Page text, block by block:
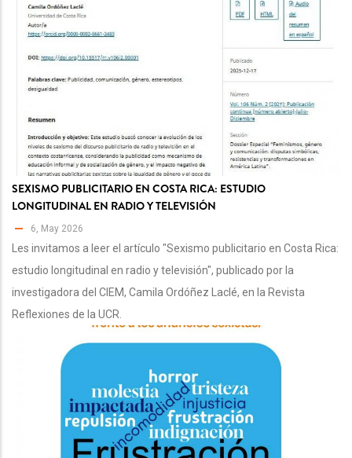
SEXISMO PUBLICITARIO EN COSTA RICA: ESTUDIO
LONGITUDINAL EN RADIO Y TELEVISIÓN
6, May 2026
Les invitamos a leer el artículo "Sexismo publicitario en Costa Rica:
estudio longitudinal en radio y televisión", publicado por la
investigadora del CIEM, Camila Ordóñez Laclé, en la Revista
Reflexiones de la UCR.